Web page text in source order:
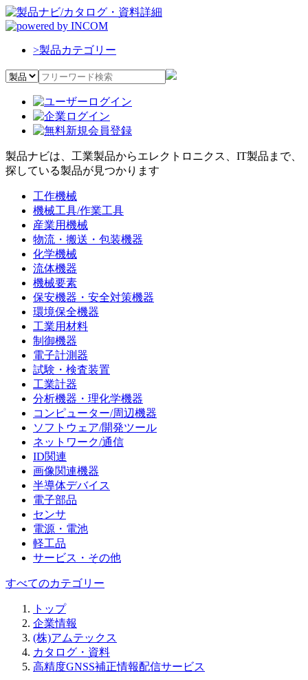
>製品カテゴリー
製品ナビは、工業製品からエレクトロニクス、IT製品まで、
探している製品が見つかります
工作機械
機械工具/作業工具
産業用機械
物流・搬送・包装機器
化学機械
流体機器
機械要素
保安機器・安全対策機器
環境保全機器
工業用材料
制御機器
電子計測器
試験・検査装置
工業計器
分析機器・理化学機器
コンピューター/周辺機器
ソフトウェア/開発ツール
ネットワーク/通信
ID関連
画像関連機器
半導体デバイス
電子部品
センサ
電源・電池
軽工品
サービス・その他
すべてのカテゴリー
トップ
企業情報
(株)アムテックス
カタログ・資料
高精度GNSS補正情報配信サービス